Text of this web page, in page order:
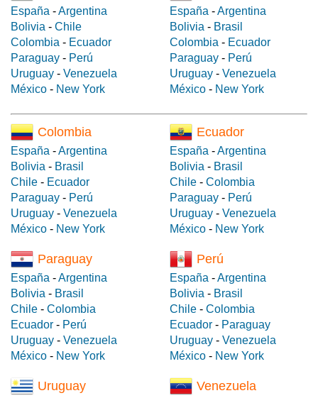
España -Argentina
Bolivia - Chile
Colombia - Ecuador
Paraguay - Perú
Uruguay - Venezuela
México - New York
España -Argentina
Bolivia - Brasil
Colombia - Ecuador
Paraguay - Perú
Uruguay - Venezuela
México - New York
Colombia
España -Argentina
Bolivia - Brasil
Chile - Ecuador
Paraguay - Perú
Uruguay - Venezuela
México - New York
Ecuador
España -Argentina
Bolivia - Brasil
Chile - Colombia
Paraguay - Perú
Uruguay - Venezuela
México - New York
Paraguay
España -Argentina
Bolivia - Brasil
Chile - Colombia
Ecuador - Perú
Uruguay - Venezuela
México - New York
Perú
España -Argentina
Bolivia - Brasil
Chile - Colombia
Ecuador - Paraguay
Uruguay - Venezuela
México - New York
Uruguay Venezuela